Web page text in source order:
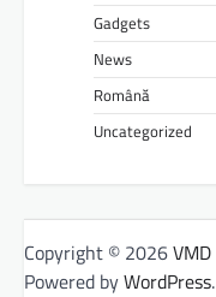
Gadgets
News
Română
Uncategorized
Copyright © 2026VMD
Powered byWordPress.